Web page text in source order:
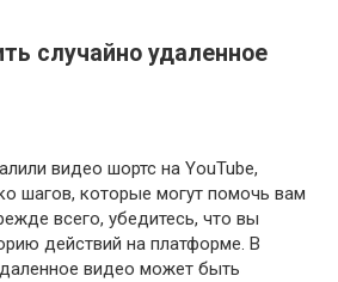
случайно удаленное
видео шортс на YouTube,
шагов, которые могут помочь вам
всего, убедитесь, что вы
действий на платформе. В
видео может быть